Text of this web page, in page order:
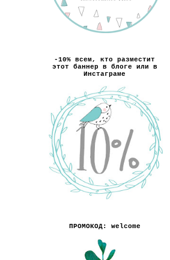
-10% всем, кто разместит
этот баннер в блоге или в
Инстаграме
ПРОМОКОД: welcome